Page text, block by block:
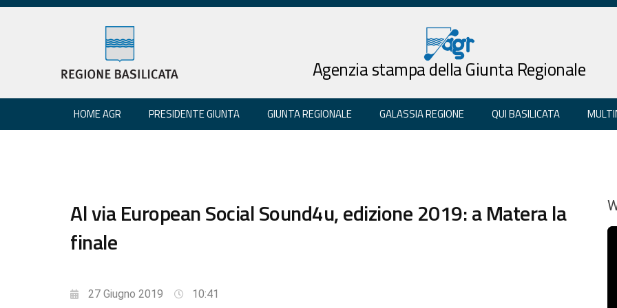
Agenzia stampa della Giunta Regionale
HOME AGR PRESIDENTE GIUNTA GIUNTA REGIONALE GALASSIA REGIONE QUI BASILICATA
Al via European Social Sound4u, edizione 2019: a Matera la
finale
27 Giugno 2019 10:41